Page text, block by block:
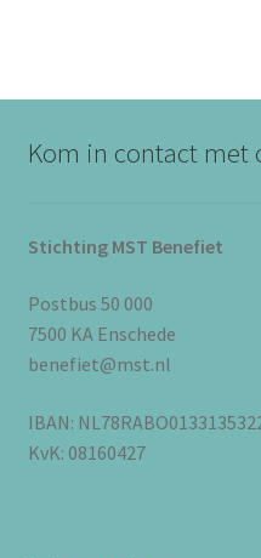
Kom in contact met
Stichting MST Benefiet
Postbus 50 000
7500 KA Enschede
benefiet@mst.nl
IBAN:
KvK: 08160427